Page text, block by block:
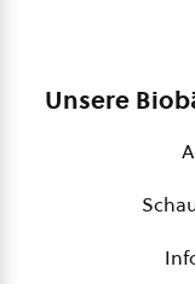
Unsere